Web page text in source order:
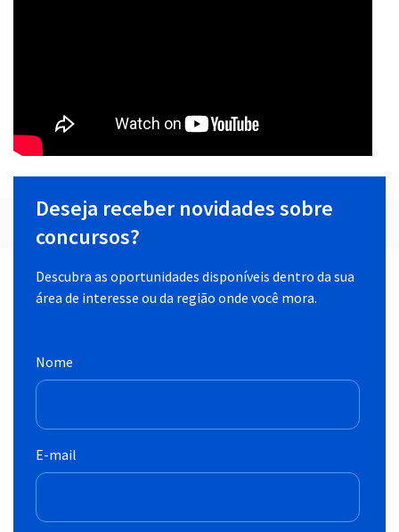
Deseja receber novidades sobre
concursos?
Descubra as oportunidades disponíveis dentro da sua
área de interesse ou da região onde você mora.
Nome
E-mail